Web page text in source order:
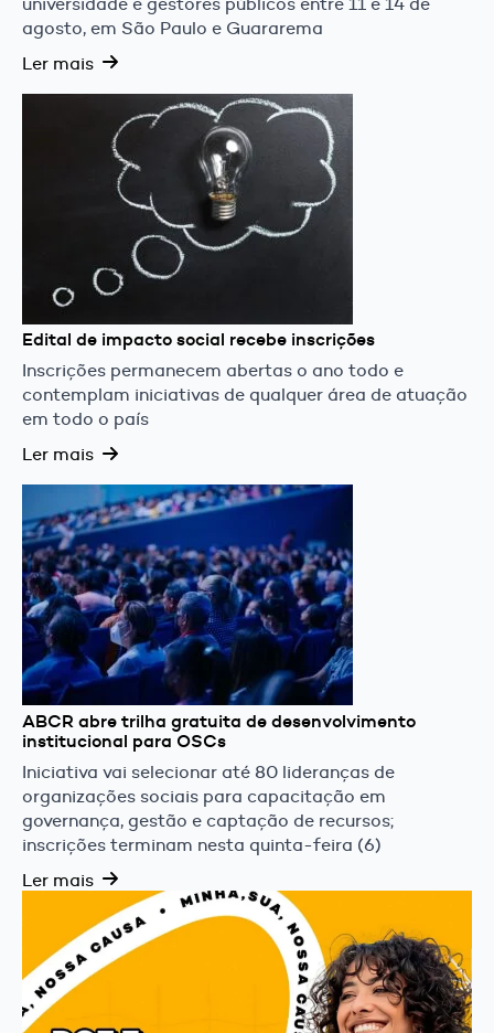
agosto, em São Paulo e Guararema
Ler mais
Edital de impacto social recebe inscrições
Inscrições permanecem abertas o ano todo e
contemplam iniciativas de qualquer área de atuação
em todo o país
Ler mais
ABCR abre trilha gratuita de desenvolvimento
institucional para OSCs
Iniciativa vai selecionar até 80 lideranças de
organizações sociais para capacitação em
governança, gestão e captação de recursos;
inscrições terminam nesta quinta-feira (6)
Ler mais